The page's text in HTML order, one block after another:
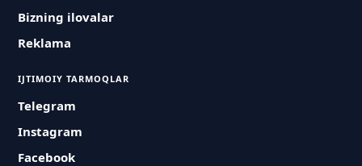
Bizning ilovalar
Reklama
IJTIMOIY TARMOQLAR
Telegram
Instagram
Facebook